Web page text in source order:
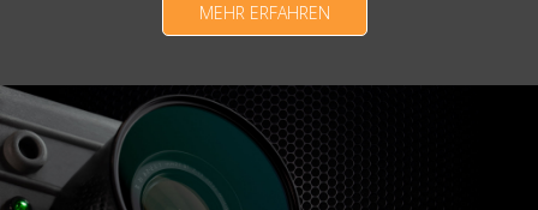
MEHR ERFAHREN